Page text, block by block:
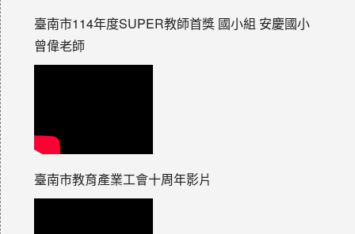
臺南市114年度SUPER教師首獎 國小組 安慶國小
曾偉老師
臺南市教育產業工會十周年影片